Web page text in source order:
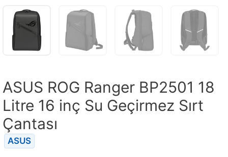
ASUS ROG Ranger BP2501 18
Litre 16 inç Su Geçirmez Sırt
Çantası
ASUS